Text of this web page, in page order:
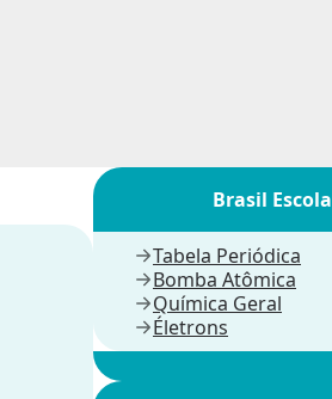
Brasil Escola
Tabela Periódica
Bomba Atômica
Química Geral
Életrons